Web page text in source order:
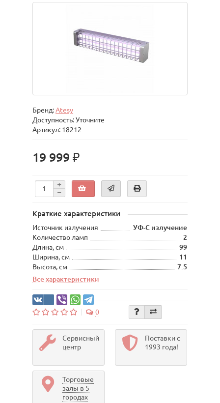
Бренд:Atesy
Доступность: Уточните
Артикул: 18212
19 999 ₽
Краткие характеристики
Источник излучения
УФ-С излучение
Количество ламп
2
Длина, см
99
Ширина, см
11
Высота, см
7.5
Все характеристики
0
Сервисный
центр
Поставки с
1993 года!
Торговые
залы в 5
городах